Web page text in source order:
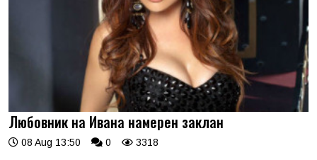
Любовник на Ивана намерен заклан
08 Aug 13:50 0 3318